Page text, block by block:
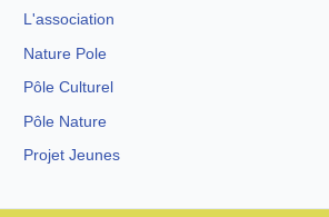
L'association
Nature Pole
Pôle Culturel
Pôle Nature
Projet Jeunes